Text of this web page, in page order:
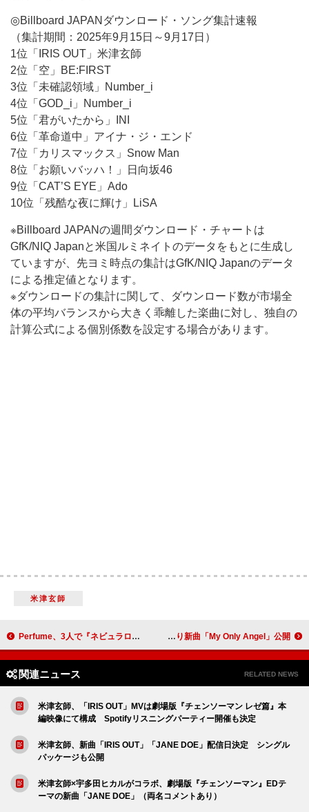
◎Billboard JAPANダウンロード・ソング集計速報
（集計期間：2025年9月15日～9月17日）
1位「IRIS OUT」米津玄師
2位「空」BE:FIRST
3位「未確認領域」Number_i
4位「GOD_i」Number_i
5位「君がいたから」INI
6位「革命道中」アイナ・ジ・エンド
7位「カリスマックス」Snow Man
8位「お願いバッハ！」日向坂46
9位「CAT’S EYE」Ado
10位「残酷な夜に輝け」LiSA
※Billboard JAPANの週間ダウンロード・チャートは
GfK/NIQ Japanと米国ルミネイトのデータをもとに生成し
ていますが、先ヨミ時点の集計はGfK/NIQ Japanのデータ
による推定値となります。
※ダウンロードの集計に関して、ダウンロード数が市場全
体の平均バランスから大きく乖離した楽曲に対し、独自の
計算公式による個別係数を設定する場合があります。
米津玄師
Perfume、3人で『ネビュラロマンス』ポップアップストアをサプライズ訪店 エアロスミス＆ヤングブラッド、コラボEPより新曲「My Only Angel」公開
関連ニュース RELATED NEWS
米津玄師、「IRIS OUT」MVは劇場版『チェンソーマン レゼ篇』本
編映像にて構成 Spotifyリスニングパーティー開催も決定
米津玄師、新曲「IRIS OUT」「JANE DOE」配信日決定 シングル
パッケージも公開
米津玄師×宇多田ヒカルがコラボ、劇場版『チェンソーマン』EDテ
ーマの新曲「JANE DOE」（両名コメントあり）